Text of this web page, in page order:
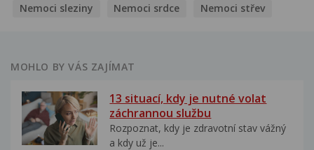
Nemoci sleziny
Nemoci srdce Nemoci střev
MOHLO BY VÁS ZAJÍMAT
13 situací, kdy je nutné volat
záchrannou službu
Rozpoznat, kdy je zdravotní stav vážný
a kdy už je...